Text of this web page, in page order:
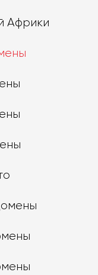
Африки